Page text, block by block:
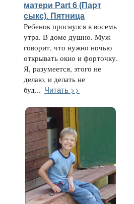
матери Part 6 (Парт
cыкс). Пятница
Ребенок проснулся в восемь
утра. В доме душно. Муж
говорит, что нужно ночью
открывать окно и форточку.
Я, разумеется, этого не
делаю, и делать не
буд... Читать >>